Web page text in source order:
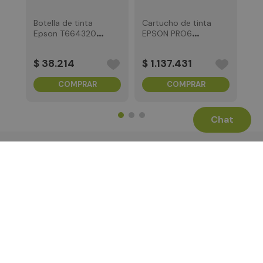
Chat
Botella de tinta
Epson T664320-
$ 38.214
COMPRAR
Cartucho de tinta
EPSON PRO6
$ 1.137.431
COMPRAR